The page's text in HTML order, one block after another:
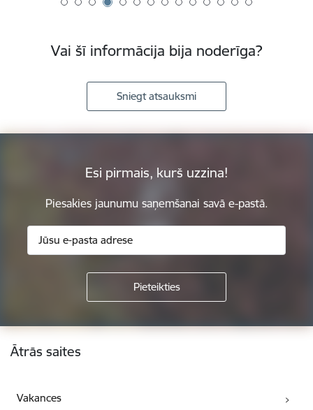
Vai šī informācija bija noderīga?
Sniegt atsauksmi
Esi pirmais, kurš uzzina!
Piesakies jaunumu saņemšanai savā e-pastā.
Kājene
Ātrās saites
Vakances